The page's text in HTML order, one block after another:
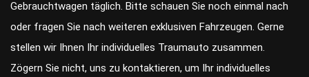
Gebrauchtwagen täglich. Bitte schauen Sie noch einmal nach
oder fragen Sie nach weiteren exklusiven Fahrzeugen. Gerne
stellen wir Ihnen Ihr individuelles Traumauto zusammen.
Zögern Sie nicht, uns zu kontaktieren, um Ihr individuelles